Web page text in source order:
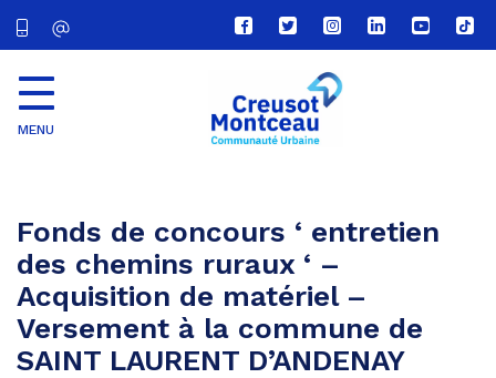
Lien
vers
compte
Facebook
Lien
vers
compte
Twitter
Lien
vers
le
compte
Lien
vers
Lien
vers
Lien
vers
MENU
Fonds de concours ‘ entretien
des chemins ruraux ‘ –
Acquisition de matériel –
Versement à la commune de
SAINT LAURENT D’ANDENAY